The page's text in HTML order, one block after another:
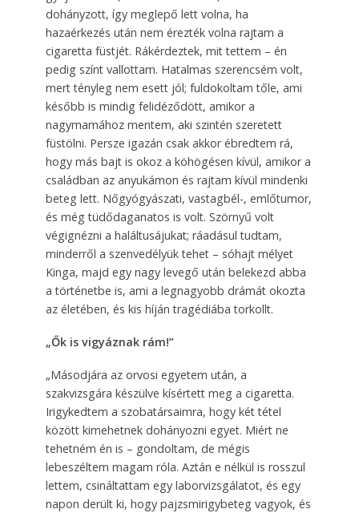
dohányzott, így meglepő lett volna, ha
hazaérkezés után nem érezték volna rajtam a
cigaretta füstjét. Rákérdeztek, mit tettem – én
pedig színt vallottam. Hatalmas szerencsém volt,
mert tényleg nem esett jól; fuldokoltam tőle, ami
később is mindig felidéződött, amikor a
nagymamához mentem, aki szintén szeretett
füstölni. Persze igazán csak akkor ébredtem rá,
hogy más bajt is okoz a köhögésen kívül, amikor a
családban az anyukámon és rajtam kívül mindenki
beteg lett. Nőgyógyászati, vastagbél-, emlőtumor,
és még tüdődaganatos is volt. Szörnyű volt
végignézni a haláltusájukat; ráadásul tudtam,
minderről a szenvedélyük tehet – sóhajt mélyet
Kinga, majd egy nagy levegő után belekezd abba
a történetbe is, ami a legnagyobb drámát okozta
az életében, és kis híján tragédiába torkollt.
„Ők is vigyáznak rám!”
„Másodjára az orvosi egyetem után, a
szakvizsgára készülve kísértett meg a cigaretta.
Irigykedtem a szobatársaimra, hogy két tétel
között kimehetnek dohányozni egyet. Miért ne
tehetném én is – gondoltam, de mégis
lebeszéltem magam róla. Aztán e nélkül is rosszul
lettem, csináltattam egy laborvizsgálatot, és egy
napon derült ki, hogy pajzsmirigybeteg vagyok, és